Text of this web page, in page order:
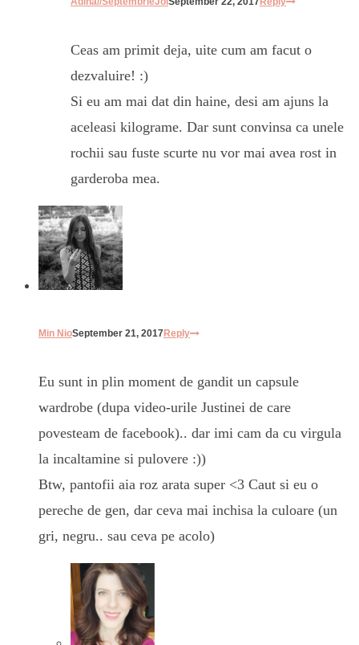
Ceas am primit deja, uite cum am facut o
dezvaluire! :)
Si eu am mai dat din haine, desi am ajuns la
aceleasi kilograme. Dar sunt convinsa ca unele
rochii sau fuste scurte nu vor mai avea rost in
garderoba mea.
Min NioSeptember 21, 2017Reply
Eu sunt in plin moment de gandit un capsule
wardrobe (dupa video-urile Justinei de care
povesteam de facebook).. dar imi cam da cu virgula
la incaltamine si pulovere :))
Btw, pantofii aia roz arata super <3 Caut si eu o
pereche de gen, dar ceva mai inchisa la culoare (un
gri, negru.. sau ceva pe acolo)